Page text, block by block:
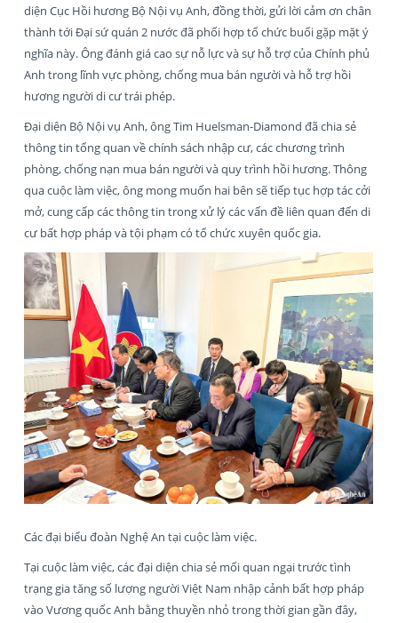
diện Cục Hồi hương Bộ Nội vụ Anh, đồng thời, gửi lời cảm ơn chân
thành tới Đại sứ quán 2 nước đã phối hợp tổ chức buổi gặp mặt ý
nghĩa này. Ông đánh giá cao sự nỗ lực và sự hỗ trợ của Chính phủ
Anh trong lĩnh vực phòng, chống mua bán người và hỗ trợ hồi
hương người di cư trái phép.
Đại diện Bộ Nội vụ Anh, ông Tim Huelsman-Diamond đã chia sẻ
thông tin tổng quan về chính sách nhập cư, các chương trình
phòng, chống nạn mua bán người và quy trình hồi hương. Thông
qua cuộc làm việc, ông mong muốn hai bên sẽ tiếp tục hợp tác cởi
mở, cung cấp các thông tin trong xử lý các vấn đề liên quan đến di
cư bất hợp pháp và tội phạm có tổ chức xuyên quốc gia.
Các đại biểu đoàn Nghệ An tại cuộc làm việc.
Tại cuộc làm việc, các đại diện chia sẻ mối quan ngại trước tình
trạng gia tăng số lượng người Việt Nam nhập cảnh bất hợp pháp
vào Vương quốc Anh bằng thuyền nhỏ trong thời gian gần đây,